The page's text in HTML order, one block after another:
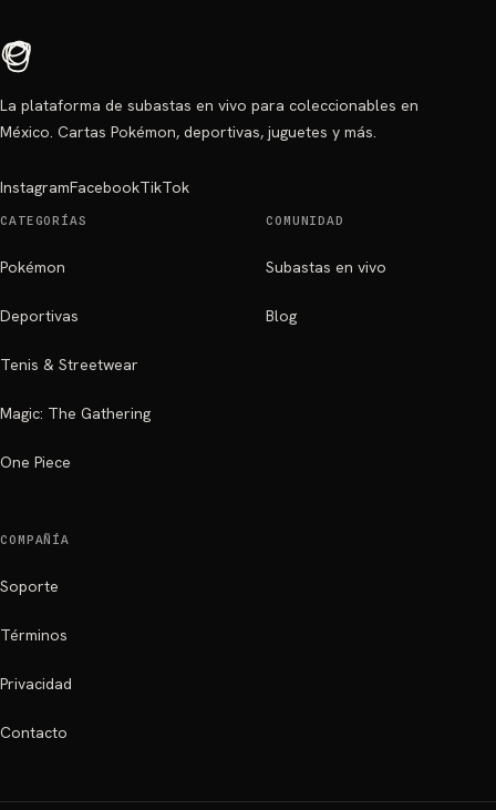
La plataforma de subastas en vivo para coleccionables en
México. Cartas Pokémon, deportivas, juguetes y más.
InstagramFacebookTikTok
CATEGORÍAS
Pokémon
Deportivas
Tenis & Streetwear
Magic: The Gathering
One Piece
COMUNIDAD
Subastas en vivo
Blog
COMPAÑÍA
Soporte
Términos
Privacidad
Contacto